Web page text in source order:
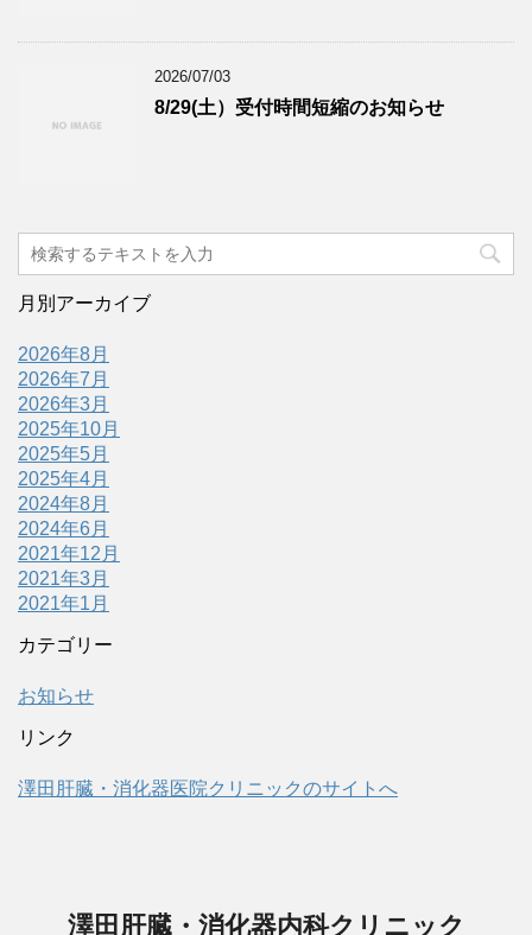
2026/07/03
8/29(土）受付時間短縮のお知らせ
月別アーカイブ
2026年8月
2026年7月
2026年3月
2025年10月
2025年5月
2025年4月
2024年8月
2024年6月
2021年12月
2021年3月
2021年1月
カテゴリー
お知らせ
リンク
澤田肝臓・消化器医院クリニックのサイトへ
澤田肝臓・消化器内科クリニック